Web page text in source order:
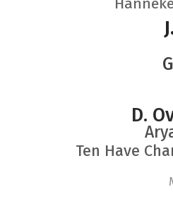
D.
Ten Have